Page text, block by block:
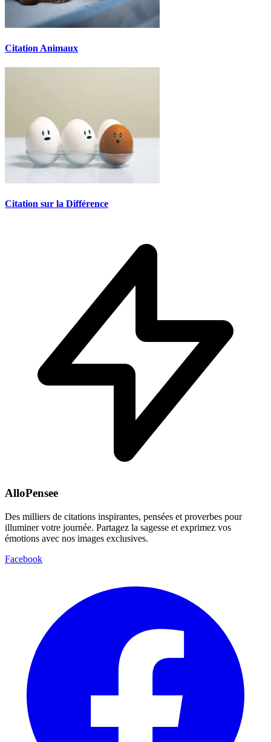
Citation Animaux
Citation sur la Différence
AlloPensee
Des milliers de citations inspirantes, pensées et proverbes pour
illuminer votre journée. Partagez la sagesse et exprimez vos
émotions avec nos images exclusives.
Facebook